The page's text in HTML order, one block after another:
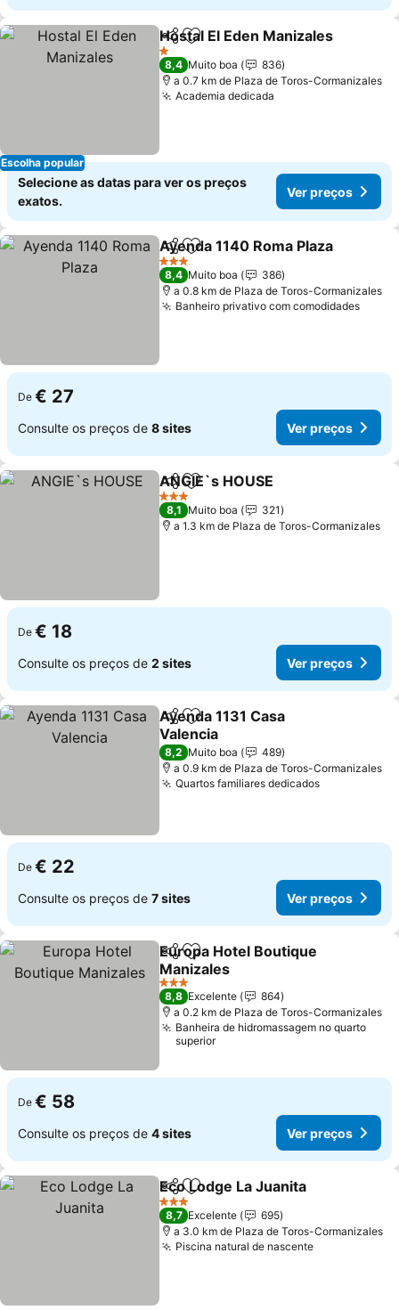
Escolha popular
PartilharAdicionar aos favoritos
Hostal El Eden Manizales
1 Estrelas
8,4 Muito boa
836
a 0.7 km de Plaza de Toros-Cormanizales
Academia dedicada
Selecione as datas para ver os preços
exatos.
Ver preços
PartilharAdicionar aos favoritos
Ayenda 1140 Roma Plaza
3 Estrelas
8,4 Muito boa
386
a 0.8 km de Plaza de Toros-Cormanizales
Banheiro privativo com comodidades
De € 27
Consulte os preços de 8 sites Ver preços
PartilharAdicionar aos favoritos
ANGIE`s HOUSE
3 Estrelas
8,1 Muito boa
321
a 1.3 km de Plaza de Toros-Cormanizales
De € 18
Consulte os preços de 2 sites Ver preços
PartilharAdicionar aos favoritos
Ayenda 1131 Casa
Valencia
8,2 Muito boa
489
a 0.9 km de Plaza de Toros-Cormanizales
Quartos familiares dedicados
De € 22
Consulte os preços de 7 sites Ver preços
PartilharAdicionar aos favoritos
Europa Hotel Boutique
Manizales
3 Estrelas
8,8 Excelente
864
a 0.2 km de Plaza de Toros-Cormanizales
Banheira de hidromassagem no quarto
superior
De € 58
Consulte os preços de 4 sites Ver preços
PartilharAdicionar aos favoritos
Eco Lodge La Juanita
3 Estrelas
8,7 Excelente
695
a 3.0 km de Plaza de Toros-Cormanizales
Piscina natural de nascente